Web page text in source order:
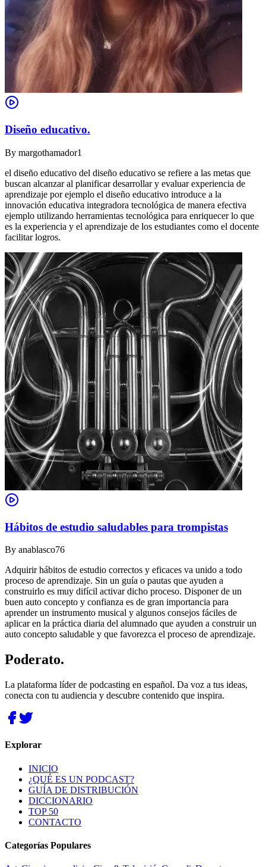
Diseño educativo.
By margothamador1
el diseño educativo del diseño educativo se refiere a las metas que
buscan alcanzar al planificar desarrollar y evaluar experiencia de
aprendizaje por ejemplo el diseño educativo introduce a la
innovación educativa integradora tecnológica de manera efectiva
ejemplo utilizando herramientas tecnológica para enriquecer lo que
es la experiencia y el aprendizaje de los estudiantes como el docente
facilitar logros.
Hábitos de estudio saludables para trompistas
By anablasco76
Adquirir hábitos de estudio correctos y eficaces va unido a todo
proceso de aprendizaje. Sin un guía o pautas que ayuden a
construirlo es muy difícil activar dicho proceso. Disponer de un
buen auto concepto y confianza es de gran importancia para
aprender un instrumento musical y algunos consejos fáciles de
aplicar en la práctica diaria del alumnado que ayuden a construir un
auto concepto saludable y que favorezca el proceso de aprendizaje.
Poderato.
La plataforma líder de podcasting en español. Da voz a tus ideas,
conecta con tu audiencia y descubre contenido que inspira.
Explorar
INICIO
¿QUÉ ES UN PODCAST?
GUÍA DE DISTRIBUCIÓN
DICCIONARIO
TOP 50
CONTACTO
Categorías Populares